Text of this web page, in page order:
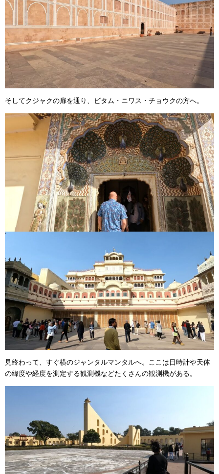
そしてクジャクの扉を通り、ビタム・ニワス・チョウクの方へ。
見終わって、すぐ横のジャンタルマンタルへ。ここは日時計や天体
の緯度や経度を測定する観測機などたくさんの観測機がある。